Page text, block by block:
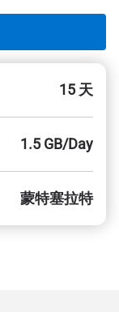
15 天
1.5 GB/Day
蒙特塞拉特